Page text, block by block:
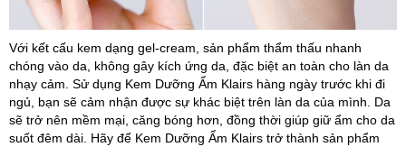
Với kết cấu kem dạng gel-cream, sản phẩm thẩm thấu nhanh
chóng vào da, không gây kích ứng da, đặc biệt an toàn cho làn da
nhạy cảm. Sử dụng Kem Dưỡng Ẩm Klairs hàng ngày trước khi đi
ngủ, bạn sẽ cảm nhận được sự khác biệt trên làn da của mình. Da
sẽ trở nên mềm mại, căng bóng hơn, đồng thời giúp giữ ẩm cho da
suốt đêm dài. Hãy để Kem Dưỡng Ẩm Klairs trở thành sản phẩm